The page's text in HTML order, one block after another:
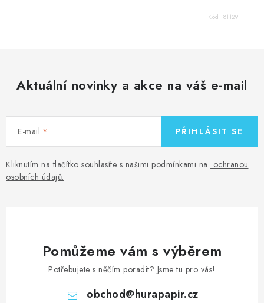
Kód: 81129
Aktuální novinky a akce na váš e-mail
E-mail
Kliknutím na tlačítko souhlasíte s našimi podmínkami na ochranou
osobních údajů.
PŘIHLÁSIT SE
Pomůžeme vám s výběrem
Potřebujete s něčím poradit? Jsme tu pro vás!
obchod@hurapapir.cz